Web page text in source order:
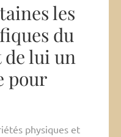
les
du
lui un
pour
physiques et